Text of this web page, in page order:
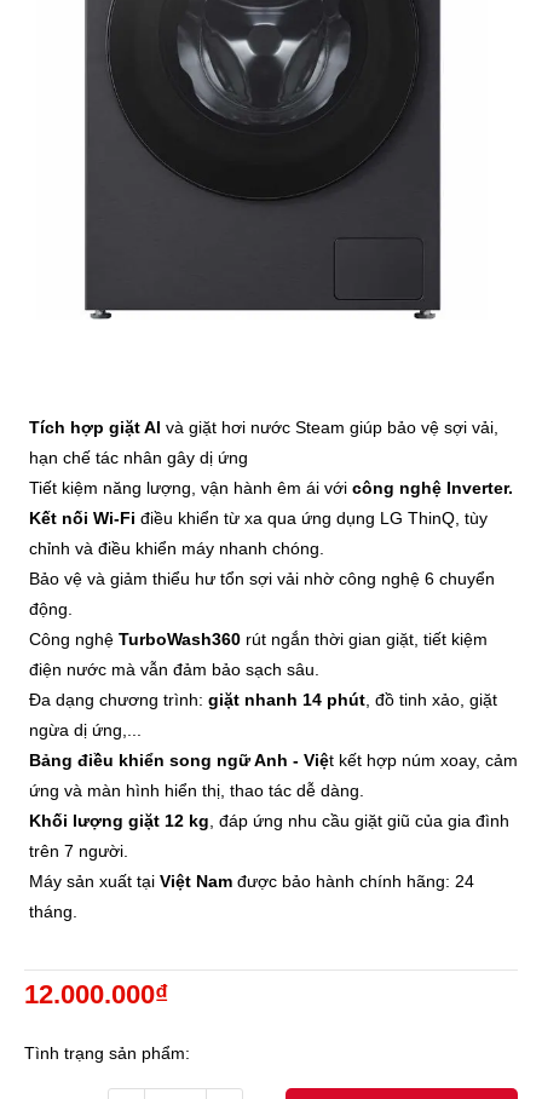
Tích hợp giặt AI và giặt hơi nước Steam giúp bảo vệ sợi vải,
hạn chế tác nhân gây dị ứng
Tiết kiệm năng lượng, vận hành êm ái với công nghệ Inverter.
Kết nối Wi-Fi điều khiển từ xa qua ứng dụng LG ThinQ, tùy
chỉnh và điều khiển máy nhanh chóng.
Bảo vệ và giảm thiểu hư tổn sợi vải nhờ công nghệ 6 chuyển
động.
Công nghệ TurboWash360 rút ngắn thời gian giặt, tiết kiệm
điện nước mà vẫn đảm bảo sạch sâu.
Đa dạng chương trình: giặt nhanh 14 phút , đồ tinh xảo, giặt
ngừa dị ứng,...
Bảng điều khiển song ngữ Anh - Việt kết hợp núm xoay, cảm
ứng và màn hình hiển thị, thao tác dễ dàng.
Khối lượng giặt 12 kg , đáp ứng nhu cầu giặt giũ của gia đình
trên 7 người.
Máy sản xuất tại Việt Nam được bảo hành chính hãng: 24
tháng.
12.000.000₫
Tình trạng sản phẩm: